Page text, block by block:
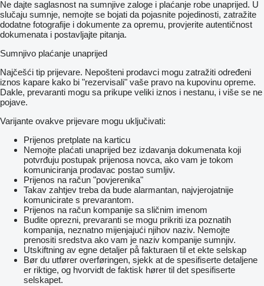
Ne dajte saglasnost na sumnjive zaloge i plaćanje robe unaprijed. U
slučaju sumnje, nemojte se bojati da pojasnite pojedinosti, zatražite
dodatne fotografije i dokumente za opremu, provjerite autentičnost
dokumenata i postavljajte pitanja.
Sumnjivo plaćanje unaprijed
Najčešći tip prijevare. Nepošteni prodavci mogu zatražiti određeni
iznos kapare kako bi "rezervisali" vaše pravo na kupovinu opreme.
Dakle, prevaranti mogu sa prikupe veliki iznos i nestanu, i više se ne
pojave.
Varijante ovakve prijevare mogu uključivati:
Prijenos pretplate na karticu
Nemojte plaćati unaprijed bez izdavanja dokumenata koji
potvrđuju postupak prijenosa novca, ako vam je tokom
komuniciranja prodavac postao sumljiv.
Prijenos na račun "povjerenika"
Takav zahtjev treba da bude alarmantan, najvjerojatnije
komunicirate s prevarantom.
Prijenos na račun kompanije sa sličnim imenom
Budite oprezni, prevaranti se mogu prikriti iza poznatih
kompanija, neznatno mijenjajući njihov naziv. Nemojte
prenositi sredstva ako vam je naziv kompanije sumnjiv.
Utskiftning av egne detaljer på fakturaen til et ekte selskap
Bør du utfører overføringen, sjekk at de spesifiserte detaljene
er riktige, og hvorvidt de faktisk hører til det spesifiserte
selskapet.